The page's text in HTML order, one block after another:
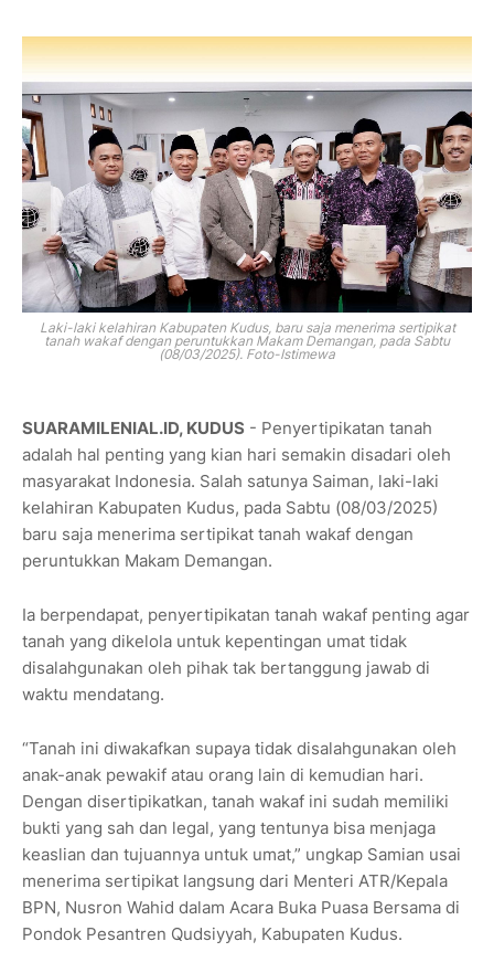
Laki-laki kelahiran Kabupaten Kudus, baru saja menerima sertipikat
tanah wakaf dengan peruntukkan Makam Demangan, pada Sabtu
(08/03/2025). Foto-Istimewa
SUARAMILENIAL.ID, KUDUS - Penyertipikatan tanah
adalah hal penting yang kian hari semakin disadari oleh
masyarakat Indonesia. Salah satunya Saiman, laki-laki
kelahiran Kabupaten Kudus, pada Sabtu (08/03/2025)
baru saja menerima sertipikat tanah wakaf dengan
peruntukkan Makam Demangan.
Ia berpendapat, penyertipikatan tanah wakaf penting agar
tanah yang dikelola untuk kepentingan umat tidak
disalahgunakan oleh pihak tak bertanggung jawab di
waktu mendatang.
“Tanah ini diwakafkan supaya tidak disalahgunakan oleh
anak-anak pewakif atau orang lain di kemudian hari.
Dengan disertipikatkan, tanah wakaf ini sudah memiliki
bukti yang sah dan legal, yang tentunya bisa menjaga
keaslian dan tujuannya untuk umat,” ungkap Samian usai
menerima sertipikat langsung dari Menteri ATR/Kepala
BPN, Nusron Wahid dalam Acara Buka Puasa Bersama di
Pondok Pesantren Qudsiyyah, Kabupaten Kudus.